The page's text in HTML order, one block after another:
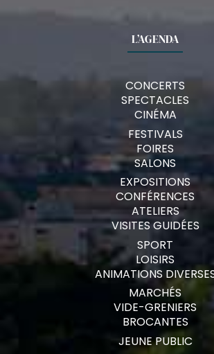
L’AGENDA
CONCERTS
SPECTACLES
CINÉMA
FESTIVALS
FOIRES
SALONS
EXPOSITIONS
CONFÉRENCES
ATELIERS
VISITES GUIDÉES
SPORT
LOISIRS
ANIMATIONS
MARCHÉS
VIDE-GRENIERS
BROCANTES
JEUNE PUBLIC